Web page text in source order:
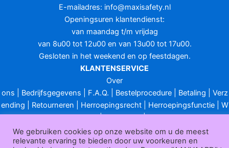
E-mailadres: info@maxisafety.nl
Openingsuren klantendienst:
van maandag t/m vrijdag
van 8u00 tot 12u00 en van 13u00 tot 17u00.
Gesloten in het weekend en op feestdagen.
KLANTENSERVICE
Over
ons
Bedrijfsgegevens F.A.Q. Bestelprocedure| Betaling
Verz
ending
Retourneren Herroepingsrecht| Herroepingsfunctie| W
ederverkoop|Bedrukken|Contact
Algemene voorwaarden|Privacy policy|Sitemap| Disclaimer
Maxisafety.nl © 2026
We gebruiken cookies op onze website om u de meest
relevante ervaring te bieden door uw voorkeuren en